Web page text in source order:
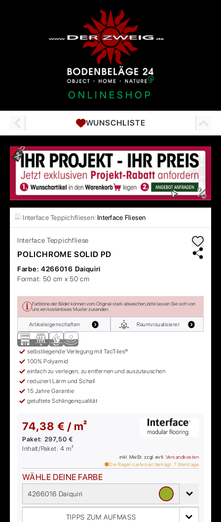
ONLINESHOP
WUNSCHLISTE
… Interface Teppichfliesen Interface Fliesen
Interface Teppichfliese
POLICHROME SOLID PD
Farbe: 4266016 Daiquiri
Format: 50 cm x 50 cm
Farbtöne der Bilder können vom Original stark abweichen, bitte lassen Sie sich von
uns ein kostenloses Muster zusenden.
Artikeleigenschaften Raumvisualisierer
selbstliegende Verlegung mit TacTiles®
100% Polyamid
einfach zu verlegen, zu entfernen und auszutauschen
reduziert Lärm und Schall
15 Jahre Garantie
getuftete Schlingenqualität
74,38 € / m²
Paket: 297,50 €
Inhalt/Paket:4 m²
inkl. MwSt. zzgl. evtl. Versandkosten
Die Regel-Lieferzeit beträgt: 7 Werktage
WÄHLE DEINE FARBE
4266016 Daiquiri
TIPPS ZUM AUFMASS